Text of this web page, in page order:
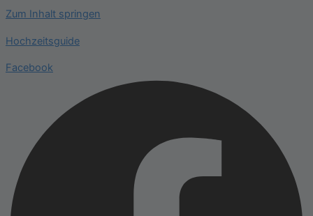
Zum Inhalt springen
Hochzeitsguide
Facebook